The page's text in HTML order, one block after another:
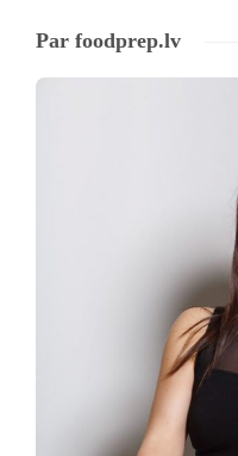
Par foodprep.lv